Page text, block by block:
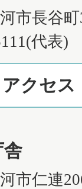
市長谷
代表)
アクセス
舎
市仁連